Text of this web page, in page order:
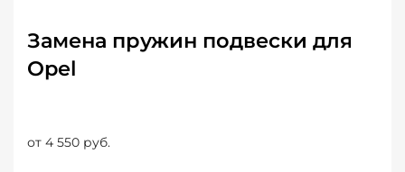
Замена пружин подвески для
Opel
от 4 550 руб.